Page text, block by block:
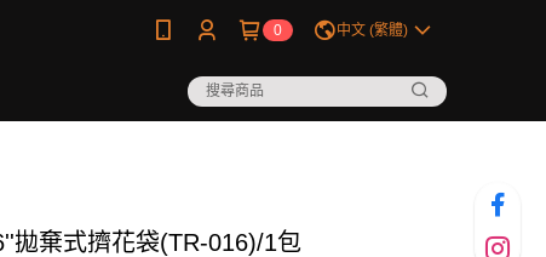
0 中文 (繁體)
拋棄式擠花袋(TR-016)/1包